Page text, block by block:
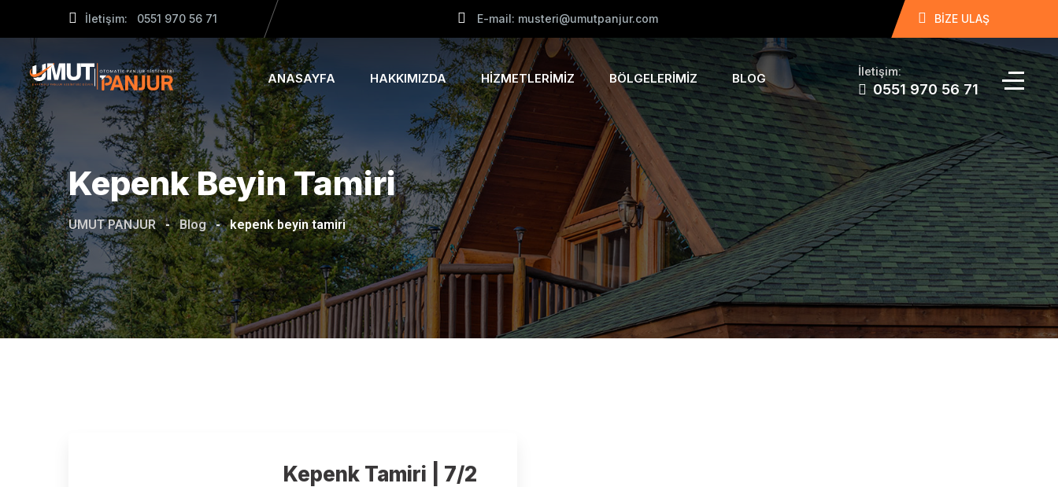
content
İletişim: 0551 970 56 71 E-mail: musteri@umutpanjur.com BİZE ULAŞ
ANASAYFA HAKKIMIZDA HIZMETLERIMIZ BÖLGELERIMIZ BLOG İletişim:
0551 970 56 71
Kepenk Beyin Tamiri
UMUT PANJUR - Blog - kepenk beyin tamiri
Kepenk Tamiri | 7/2